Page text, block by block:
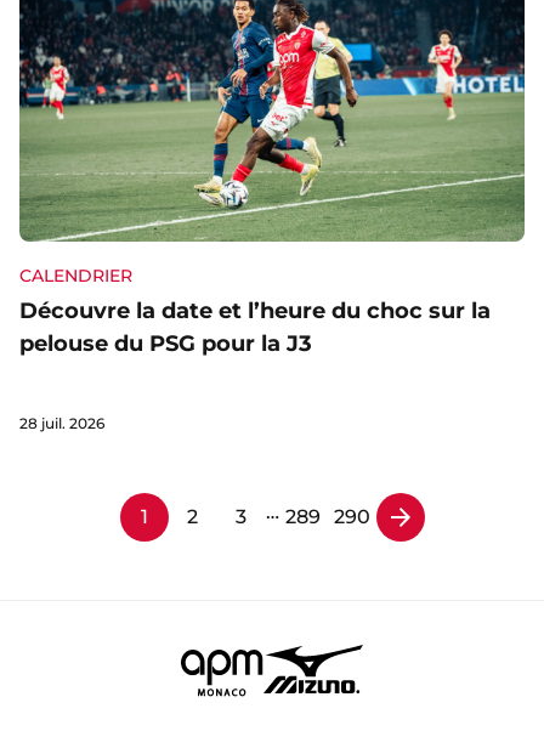
CALENDRIER
Découvre la date et l’heure du choc sur la
pelouse du PSG pour la J3
28 juil. 2026
1 2 3 … 289 290